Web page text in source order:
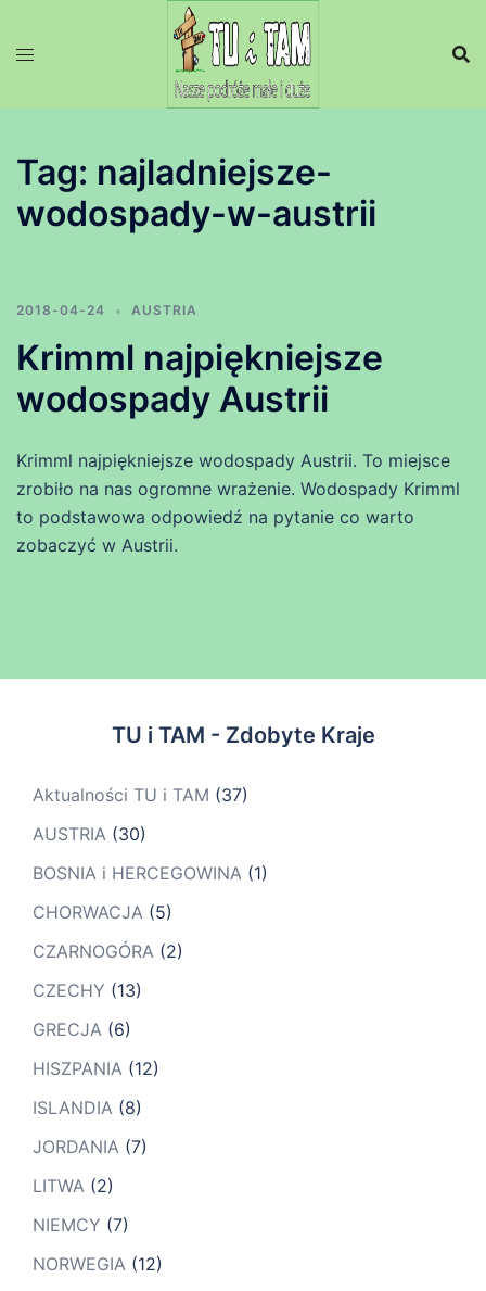
Tag: najladniejsze-
wodospady-w-austrii
2018-04-24 AUSTRIA
Krimml najpiękniejsze
wodospady Austrii
Krimml najpiękniejsze wodospady Austrii. To miejsce
zrobiło na nas ogromne wrażenie. Wodospady Krimml
to podstawowa odpowiedź na pytanie co warto
zobaczyć w Austrii.
TU i TAM - Zdobyte Kraje
Aktualności TU i TAM (37)
AUSTRIA (30)
BOSNIA i HERCEGOWINA (1)
CHORWACJA (5)
CZARNOGÓRA (2)
CZECHY (13)
GRECJA (6)
HISZPANIA (12)
ISLANDIA (8)
JORDANIA (7)
LITWA (2)
NIEMCY (7)
NORWEGIA (12)